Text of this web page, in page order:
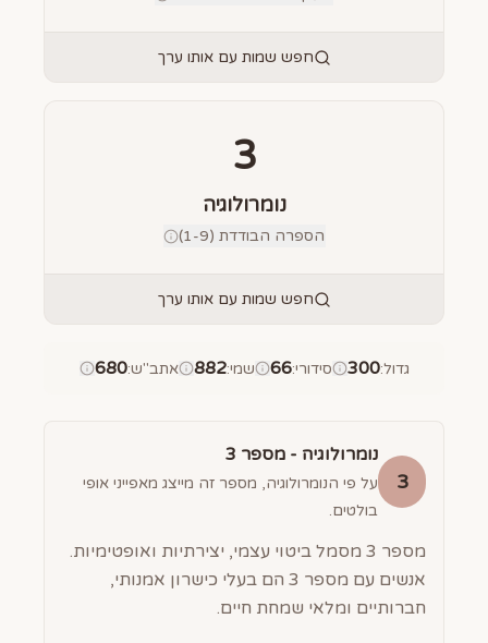
חפש שמות עם אותו ערך
3
נומרולוגיה
הספרה הבודדת (1-9)
חפש שמות עם אותו ערך
גדול:
300 סידורי:
66 שמי:
882 אתב"ש:
680
3
נומרולוגיה - מספר 3
על פי הנומרולוגיה, מספר זה מייצג מאפייני אופי
בולטים.
מספר 3 מסמל ביטוי עצמי, יצירתיות ואופטימיות.
אנשים עם מספר 3 הם בעלי כישרון אמנותי,
חברותיים ומלאי שמחת חיים.